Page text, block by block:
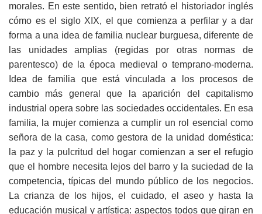
morales. En este sentido, bien retrató el historiador inglés
cómo es el siglo XIX, el que comienza a perfilar y a dar
forma a una idea de familia nuclear burguesa, diferente de
las unidades amplias (regidas por otras normas de
parentesco) de la época medieval o temprano-moderna.
Idea de familia que está vinculada a los procesos de
cambio más general que la aparición del capitalismo
industrial opera sobre las sociedades occidentales. En esa
familia, la mujer comienza a cumplir un rol esencial como
señora de la casa, como gestora de la unidad doméstica:
la paz y la pulcritud del hogar comienzan a ser el refugio
que el hombre necesita lejos del barro y la suciedad de la
competencia, típicas del mundo público de los negocios.
La crianza de los hijos, el cuidado, el aseo y hasta la
educación musical y artística: aspectos todos que giran en